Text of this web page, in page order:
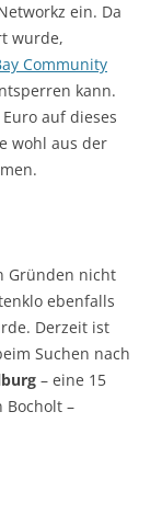
ein. Da
wurde,
Community
kann.
auf dieses
wohl aus der
Gründen nicht
ebenfalls
Derzeit ist
Suchen nach
– eine 15
–